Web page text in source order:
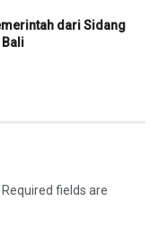
dari Sidang
Bali
Required fields are